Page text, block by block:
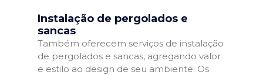
Instalação de pergolados e
sancas
Também oferecem serviços de instalação
de pergolados e sancas, agregando valor
e estilo ao design de seu ambiente. Os